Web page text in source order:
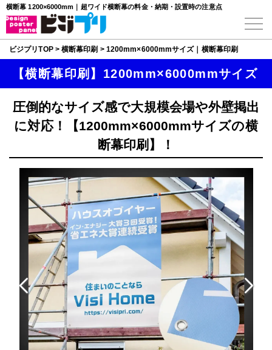
横断幕 1200×6000mm｜超ワイド横断幕の料金・納期・設置時の注意点
ビジプリTOP>横断幕印刷 > 1200mm×6000mmサイズ｜横断幕印刷
【横断幕印刷】1200mm×6000mmサイズ
圧倒的なサイズ感で大規模会場や外壁掲出
に対応！【1200mm×6000mmサイズの横
断幕印刷】！